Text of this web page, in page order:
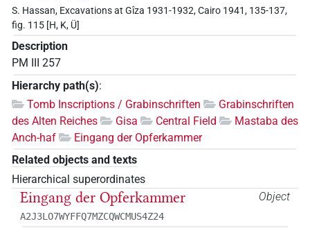
S. Hassan, Excavations at Gîza 1931-1932, Cairo 1941, 135-137,
fig. 115 [H, K, Ü]
Description
PM III 257
Hierarchy path(s):
Tomb Inscriptions / Grabinschriften
Grabinschriften
des Alten Reiches
Gisa Central Field
Mastaba des
Anch-haf
Eingang der Opferkammer
Related objects and texts
Hierarchical superordinates
Object
Eingang der Opferkammer
A2J3LO7WYFFQ7MZCQWCMUS4Z24